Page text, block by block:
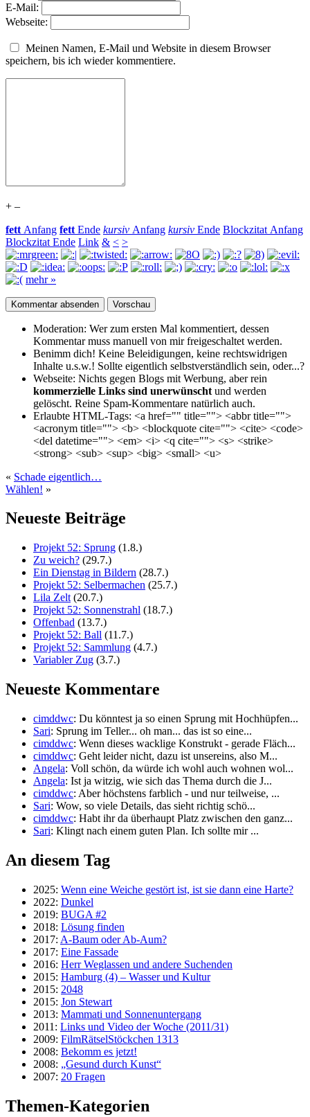
E-Mail:
Webseite:
Meinen Namen, E-Mail und Website in diesem Browser
speichern, bis ich wieder kommentiere.
+ –
fett Anfang fett Ende kursiv Anfang kursiv Ende Blockzitat Anfang
Blockzitat Ende Link & < >
mehr »
Moderation: Wer zum ersten Mal kommentiert, dessen
Kommentar muss manuell von mir freigeschaltet werden.
Benimm dich! Keine Beleidigungen, keine rechtswidrigen
Inhalte u.s.w.! Sollte eigentlich selbst­verständlich sein, oder...?
Webseite: Nichts gegen Blogs mit Werbung, aber rein
kommerzielle Links sind unerwünscht und werden
gelöscht. Reine Spam-Kommentare natürlich auch.
Erlaubte HTML-Tags: <a href="" title=""> <abbr title="">
<acronym title=""> <b> <blockquote cite=""> <cite> <code>
<del datetime=""> <em> <i> <q cite=""> <s> <strike>
<strong> <sub> <sup> <big> <small> <u>
« Schade eigentlich…
Wählen! »
Neueste Beiträge
Projekt 52: Sprung (1.8.)
Zu weich? (29.7.)
Ein Dienstag in Bildern (28.7.)
Projekt 52: Selbermachen (25.7.)
Lila Zelt (20.7.)
Projekt 52: Sonnenstrahl (18.7.)
Offenbad (13.7.)
Projekt 52: Ball (11.7.)
Projekt 52: Sammlung (4.7.)
Variabler Zug (3.7.)
Neueste Kommentare
cimddwc: Du könntest ja so einen Sprung mit Hochhüpfen...
Sari: Sprung im Teller... oh man... das ist so eine...
cimddwc: Wenn dieses wacklige Konstrukt - gerade Fläch...
cimddwc: Geht leider nicht, dazu ist unsereins, also M...
Angela: Voll schön, da würde ich wohl auch wohnen wol...
Angela: Ist ja witzig, wie sich das Thema durch die J...
cimddwc: Aber höchstens farblich - und nur teilweise, ...
Sari: Wow, so viele Details, das sieht richtig schö...
cimddwc: Habt ihr da überhaupt Platz zwischen den ganz...
Sari: Klingt nach einem guten Plan. Ich sollte mir ...
An diesem Tag
2025: Wenn eine Weiche gestört ist, ist sie dann eine Harte?
2022: Dunkel
2019: BUGA #2
2018: Lösung finden
2017: A-Baum oder Ab-Aum?
2017: Eine Fassade
2016: Herr Weglassen und andere Suchenden
2015: Hamburg (4) – Wasser und Kultur
2015: 2048
2015: Jon Stewart
2013: Mammati und Sonnenuntergang
2011: Links und Video der Woche (2011/31)
2009: FilmRätselStöckchen 1313
2008: Bekomm es jetzt!
2008: „Gesund durch Kunst“
2007: 20 Fragen
Themen-Kategorien